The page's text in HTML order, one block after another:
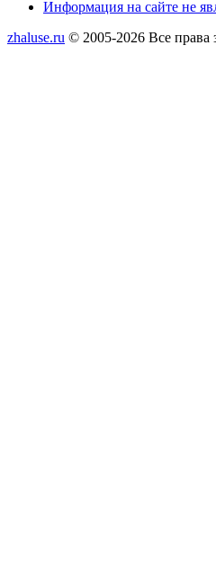
Информация на сайте не
zhaluse.ru © 2005-2026 Все